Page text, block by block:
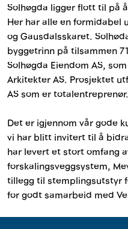
Solhøgda ligger flott til på
Her har alle en formidabel
og Gausdalsskaret.
byggetrinn på tilsammen
Solhøgda Eiendom AS,
Arkitekter AS. Prosjektet
AS som er totalentreprenør.
Det er igjennom vår gode
vi har blitt invitert til å
har levert et stort omfang
forskalingsveggsystem,
tillegg til stemplingsutstyr
for godt samarbeid med
Prosjekter
Outlet
Kontakt